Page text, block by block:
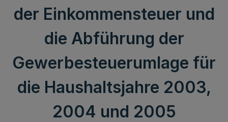
der Einkommensteuer und
die Abführung der
Gewerbesteuerumlage für
die Haushaltsjahre 2003,
2004 und 2005